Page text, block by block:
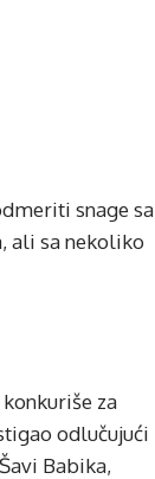
snage sa
ali sa nekoliko
za
odlučujući
Babika,